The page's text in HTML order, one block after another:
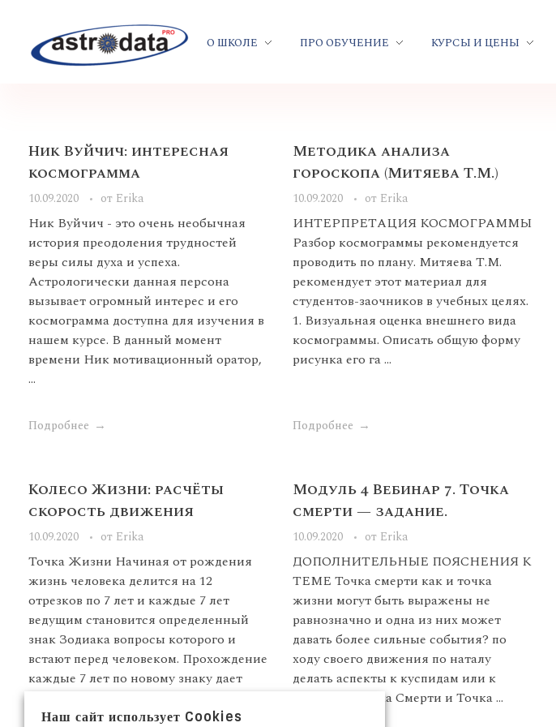
О ШКОЛЕ ПРО ОБУЧЕНИЕ КУРСЫ И ЦЕНЫ
Ник Вуйчич: интересная
космограмма
10.09.2020 от Erika
Ник Вуйчич - это очень необычная
история преодоления трудностей
веры силы духа и успеха.
Астрологически данная персона
вызывает огромный интерес и его
космограмма доступна для изучения в
нашем курсе. В данный момент
времени Ник мотивационный оратор,
...
Подробнее
Методика анализа
гороскопа (Митяева Т.М.)
10.09.2020 от Erika
ИНТЕРПРЕТАЦИЯ КОСМОГРАММЫ
Разбор космограммы рекомендуется
проводить по плану. Митяева Т.М.
рекомендует этот материал для
студентов-заочников в учебных целях.
1. Визуальная оценка внешнего вида
космограммы. Описать общую форму
рисунка его га ...
Подробнее
Колесо Жизни: расчёты
скорость движения
10.09.2020 от Erika
Точка Жизни Начиная от рождения
жизнь человека делится на 12
отрезков по 7 лет и каждые 7 лет
ведущим становится определенный
знак Зодиака вопросы которого и
встают перед человеком. Прохождение
каждые 7 лет по новому знаку дает
Модуль 4 Вебинар 7. Точка
смерти — задание.
10.09.2020 от Erika
ДОПОЛНИТЕЛЬНЫЕ ПОЯСНЕНИЯ К
ТЕМЕ Точка смерти как и точка
жизни могут быть выражены не
равнозначно и одна из них может
давать более сильные события? по
ходу своего движения по наталу
делать аспекты к куспидам или к
планетам. Точка Смерти и Точка ...
Наш сайт использует Cookies